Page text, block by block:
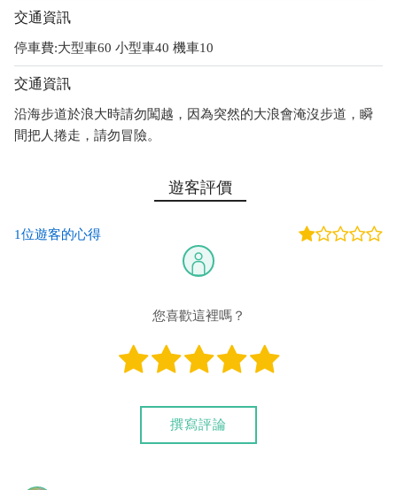
交通資訊
停車費:大型車60 小型車40 機車10
交通資訊
沿海步道於浪大時請勿闖越，因為突然的大浪會淹沒步道，瞬
間把人捲走，請勿冒險。
遊客評價
1位遊客的心得
您喜歡這裡嗎？
撰寫評論